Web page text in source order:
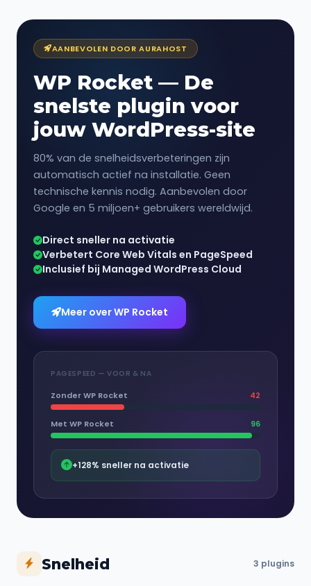
AANBEVOLEN DOOR AURAHOST
WP Rocket — De
snelste plugin voor
jouw WordPress-site
80% van de snelheidsverbeteringen zijn
automatisch actief na installatie. Geen
technische kennis nodig. Aanbevolen door
Google en 5 miljoen+ gebruikers wereldwijd.
Direct sneller na activatie
Verbetert Core Web Vitals en PageSpeed
Inclusief bij Managed WordPress Cloud
Meer over WP Rocket
PAGESPEED — VOOR & NA
Zonder WP Rocket 42
Met WP Rocket 96
+128% sneller na activatie
Snelheid 3 plugins